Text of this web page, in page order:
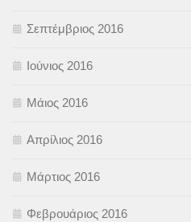
Σεπτέμβριος 2016
Ιούνιος 2016
Μάιος 2016
Απρίλιος 2016
Μάρτιος 2016
Φεβρουάριος 2016